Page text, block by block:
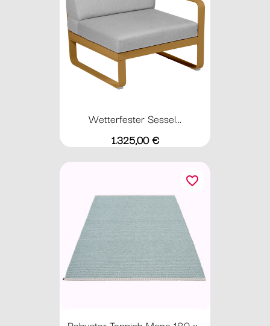
Wetterfester Sessel...
Preis
1.325,00 €
favorite_border